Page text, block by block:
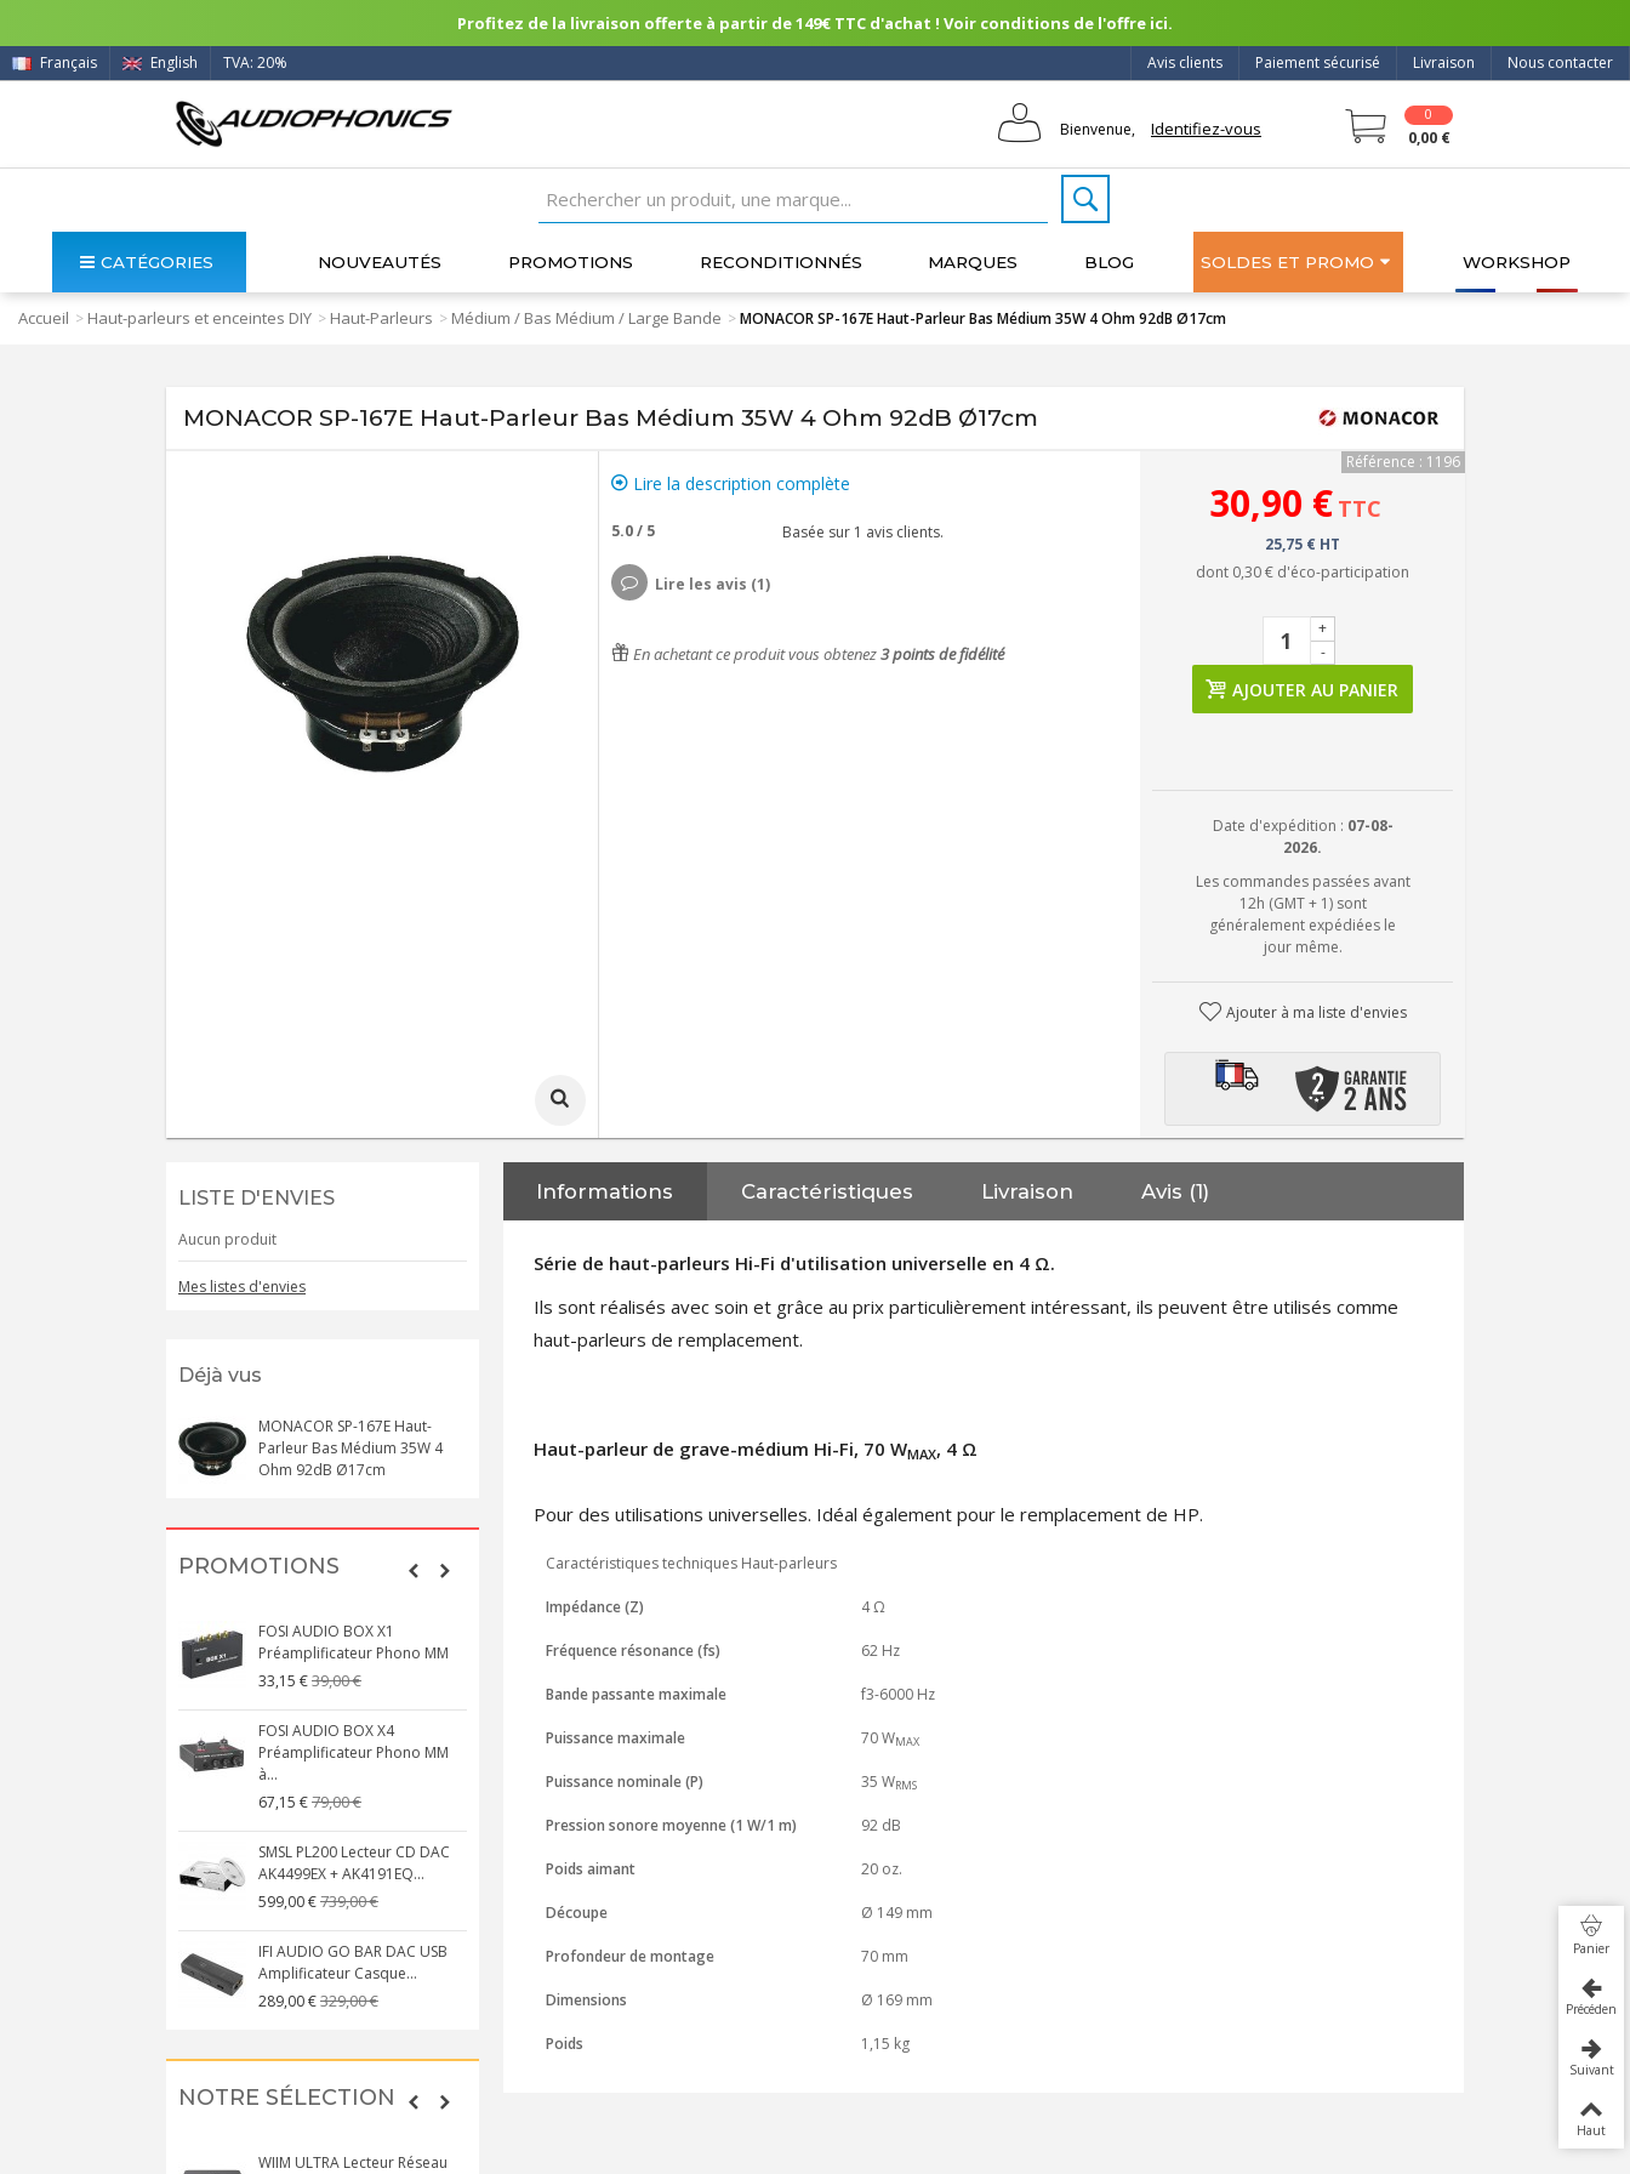
Profitez de la livraison offerte à partir de 149€ TTC d'achat ! Voir conditions de l'offre ici.
Nous contacter
Livraison
Paiement sécurisé
Avis clients
Français English TVA: 20%
Bienvenue, Identifiez-vous
0
0,00 €
CATÉGORIES NOUVEAUTÉS PROMOTIONS RECONDITIONNÉS MARQUES BLOG SOLDES ET PROMO WORKSHOP
Accueil > Haut-parleurs et enceintes DIY > Haut-Parleurs > Médium / Bas Médium / Large Bande >MONACOR SP-167E Haut-Parleur Bas Médium 35W 4 Ohm 92dB Ø17cm
MONACOR SP-167E Haut-Parleur Bas Médium 35W 4 Ohm 92dB Ø17cm
Lire la description complète
5.0/ 5 Basée sur 1 avis clients.
Lire les avis (1)
En achetant ce produit vous obtenez3points de fidélité
Référence : 1196
30,90 € TTC
25,75 € HT
dont 0,30 € d'éco-participation
-
+
AJOUTER AU PANIER
Date d'expédition : 07-08-
2026.
Les commandes passées avant
12h (GMT + 1) sont
généralement expédiées le
jour même.
Ajouter à ma liste d'envies
LISTE D'ENVIES
Aucun produit
Mes listes d'envies
Déjà vus
MONACOR SP-167E Haut-
Parleur Bas Médium 35W 4
Ohm 92dB Ø17cm
PROMOTIONS
FOSI AUDIO BOX X1
Préamplificateur Phono MM
33,15 €39,00 €
FOSI AUDIO BOX X4
Préamplificateur Phono MM
à...
67,15 €79,00 €
SMSL PL200 Lecteur CD DAC
AK4499EX + AK4191EQ...
599,00 €739,00 €
IFI AUDIO GO BAR DAC USB
Amplificateur Casque...
289,00 €329,00 €
XLR Femelle 3 Pôles...
[GRADE B] DAYTON AUDIO
149,00 €179,90 €
AUDIOPHONICS DA-S250NC
579,00 €649,00 €
Amplificateur 4 Voies pour...
NOTRE SÉLECTION
WIIM ULTRA Lecteur Réseau
Informations Caractéristiques Livraison Avis (1)
Série de haut-parleurs Hi-Fi d'utilisation universelle en 4 Ω.
Ils sont réalisés avec soin et grâce au prix particulièrement intéressant, ils peuvent être utilisés comme
haut-parleurs de remplacement.
Haut-parleur de grave-médium Hi-Fi, 70 WMAX, 4 Ω
Pour des utilisations universelles. Idéal également pour le remplacement de HP.
Caractéristiques techniques Haut-parleurs
Impédance (Z) 4 Ω
Fréquence résonance (fs) 62 Hz
Bande passante maximale f3-6000 Hz
Puissance maximale 70 WMAX
Puissance nominale (P) 35 WRMS
Pression sonore moyenne (1 W/1 m) 92 dB
Poids aimant 20 oz.
Découpe Ø 149 mm
Profondeur de montage 70 mm
Dimensions Ø 169 mm
Poids 1,15 kg
Panier
Précédent
Suivant
Haut